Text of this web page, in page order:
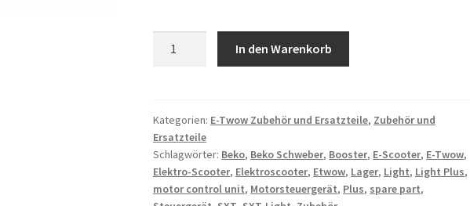
V
Steuergerät
Menge
In den Warenkorb
Kategorien: E-Twow Zubehör und Ersatzteile, Zubehör und
Ersatzteile
Schlagwörter: Beko, Beko Schweber, Booster, E-Scooter, E-Twow,
Elektro-Scooter, Elektroscooter, Etwow, Lager, Light, Light Plus,
motor control unit, Motorsteuergerät, Plus, spare part,